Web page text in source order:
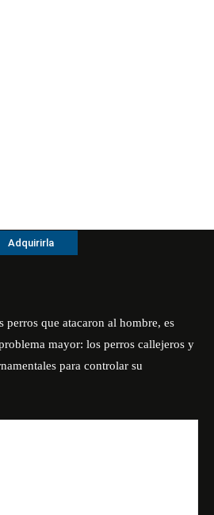
Adquirirla
perros que atacaron al hombre, es
mayor: los perros callejeros y
para controlar su